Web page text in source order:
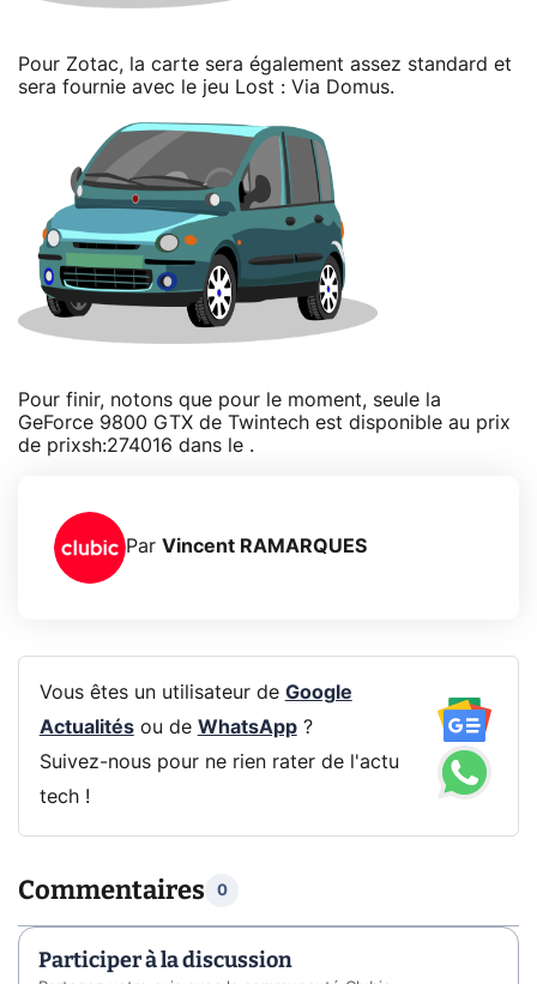
Pour Zotac, la carte sera également assez standard et
sera fournie avec le jeu Lost : Via Domus.
Pour finir, notons que pour le moment, seule la
GeForce 9800 GTX de Twintech est disponible au prix
de prixsh:274016 dans le .
Par Vincent RAMARQUES
Vous êtes un utilisateur de Google
Actualitésou de WhatsApp?
Suivez-nous pour ne rien rater de l'actu
tech !
Commentaires 0
Participer à la discussion